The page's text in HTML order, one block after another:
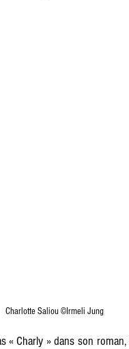
Charlotte Saliou ©Irmeli Jung